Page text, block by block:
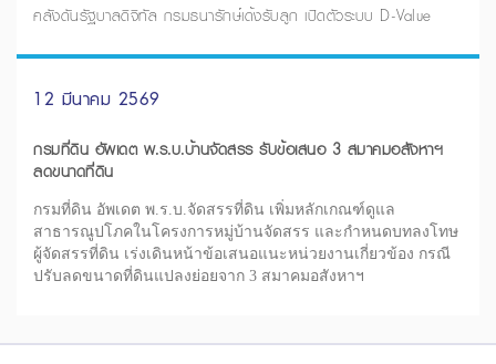
คลังดันรัฐบาลดิจิทัล กรมธนารักษ์เด้งรับลูก เปิดตัวระบบ D-Value
12 มีนาคม 2569
กรมที่ดิน อัพเดต พ.ร.บ.บ้านจัดสรร รับข้อเสนอ 3 สมาคมอสังหาฯ
ลดขนาดที่ดิน
กรมที่ดิน อัพเดต พ.ร.บ.จัดสรรที่ดิน เพิ่มหลักเกณฑ์ดูแล
สาธารณูปโภคในโครงการหมู่บ้านจัดสรร และกำหนดบทลงโทษ
ผู้จัดสรรที่ดิน เร่งเดินหน้าข้อเสนอแนะหน่วยงานเกี่ยวข้อง กรณี
ปรับลดขนาดที่ดินแปลงย่อยจาก 3 สมาคมอสังหาฯ